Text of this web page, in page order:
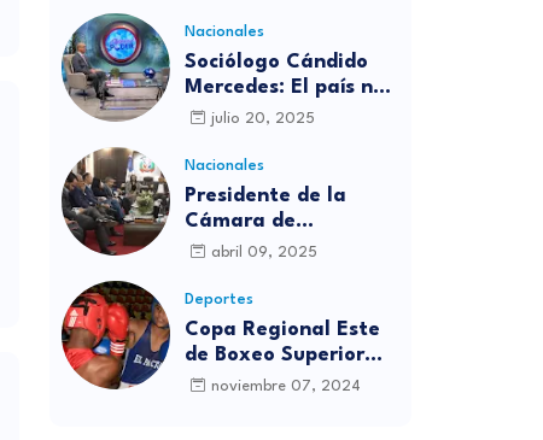
Nacionales
Sociólogo Cándido
Mercedes: El país no
está preparado para
independientes
julio 20, 2025
Nacionales
Presidente de la
Cámara de
diputados se
víctimas de la
discoteca Jet Set
abril 09, 2025
Deportes
Copa Regional Este
de Boxeo Superior
será inaugurada este
noviembre 07, 2024